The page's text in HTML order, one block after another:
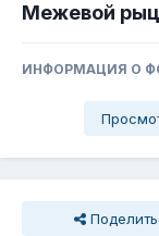
Межевой
ИНФОРМАЦИЯ О